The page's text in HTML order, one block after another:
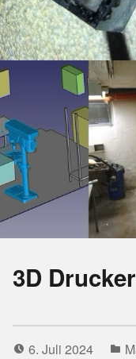
3D
6. Juli 2024